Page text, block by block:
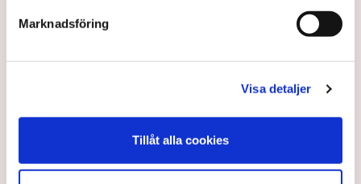
Marknadsföring
Visa detaljer
Tillåt alla cookies
Regeringen går vidare med planerna på två
vindkraftsparker till havs, ett projekt kallat "Västvind"